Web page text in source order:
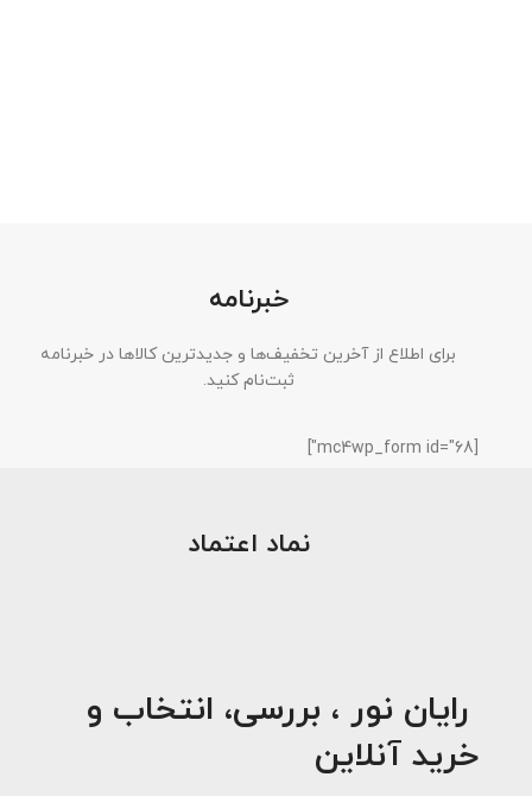
خبرنامه
برای اطلاع از آخرین تخفیف‌ها و جدیدترین کالاها در خبرنامه
ثبت‌نام کنید.
[mc4wp_form id="68"]
نماد اعتماد
رایان نور ، بررسی، انتخاب و
خرید آنلاین